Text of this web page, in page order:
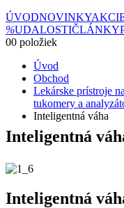
ÚVODNOVINKY
%UDALOSTIČLÁNKY
00 položiek
Úvod
Obchod
Lekárske prístroje
tukomery a
Inteligentná váha
Inteligentná
Inteligentná